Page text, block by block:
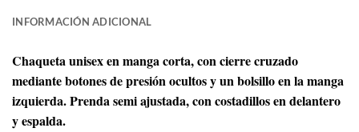
INFORMACIÓN ADICIONAL
Chaqueta unisex en manga corta, con cierre cruzado
mediante botones de presión ocultos y un bolsillo en la manga
izquierda. Prenda semi ajustada, con costadillos en delantero
y espalda.